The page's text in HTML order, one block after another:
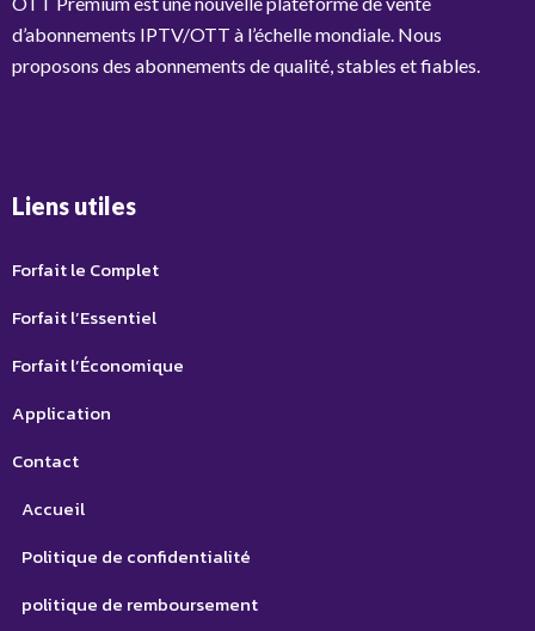
d’abonnements IPTV/OTT à l’échelle mondiale. Nous
proposons des abonnements de qualité, stables et fiables.
Liens utiles
Forfait le Complet
Forfait l’Essentiel
Forfait l’Économique
Application
Contact
Accueil
Politique de confidentialité
politique de remboursement